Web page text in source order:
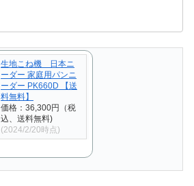
生地こね機 日本ニ
ーダー 家庭用パンニ
ーダー PK660D 【送
料無料】
価格：36,300円（税
込、送料無料)
(2024/2/20時点)